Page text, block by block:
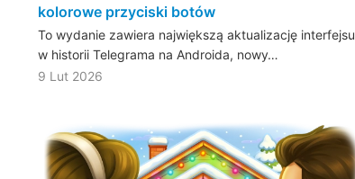
kolorowe przyciski botów
To wydanie zawiera największą aktualizację interfejsu
w historii Telegrama na Androida, nowy…
9 Lut 2026